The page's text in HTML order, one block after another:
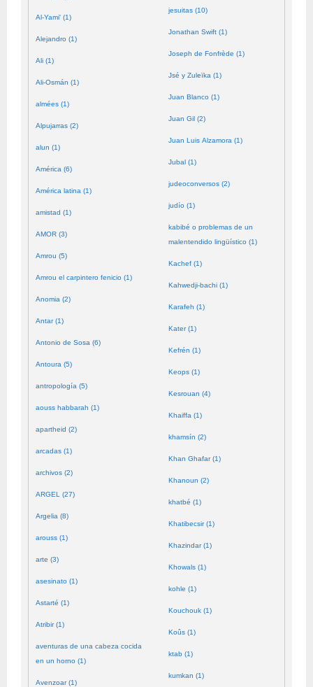
Al-Yami' (1)
Alejandro (1)
Ali (1)
Ali-Osmán (1)
almées (1)
Alpujarras (2)
alun (1)
América (6)
América latina (1)
amistad (1)
AMOR (3)
Amrou (5)
Amrou el carpintero fenicio (1)
Anomia (2)
Antar (1)
Antonio de Sosa (6)
Antoura (5)
antropología (5)
aouss habbarah (1)
apartheid (2)
arcadas (1)
archivos (2)
ARGEL (27)
Argelia (8)
arouss (1)
arte (3)
asesinato (1)
Astarté (1)
Atribir (1)
aventuras de una cabeza cocida
en un horno (1)
Avenzoar (1)
jesuitas (10)
Jonathan Swift (1)
Joseph de Fonfrède (1)
Jsé y Zuleïka (1)
Juan Blanco (1)
Juan Gil (2)
Juan Luis Alzamora (1)
Jubal (1)
judeoconversos (2)
judío (1)
kabibé o problemas de un
malentendido lingüístico (1)
Kachef (1)
Kahwedji-bachi (1)
Karafeh (1)
Kater (1)
Kefrén (1)
Keops (1)
Kesrouan (4)
Khaiffa (1)
khamsín (2)
Khan Ghafar (1)
Khanoun (2)
khatbé (1)
Khatibecsir (1)
Khazindar (1)
Khowals (1)
kohle (1)
Kouchouk (1)
Koûs (1)
ktab (1)
kumkan (1)